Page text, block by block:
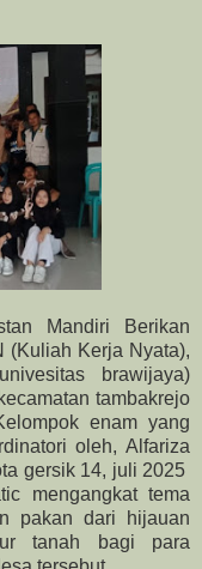
Mandiri Berikan
(Kuliah Kerja Nyata),
brawijaya)
tambakrejo
enam yang
oleh, Alfariza
gersik 14, juli 2025
mengangkat tema
pakan dari hijauan
tanah bagi para